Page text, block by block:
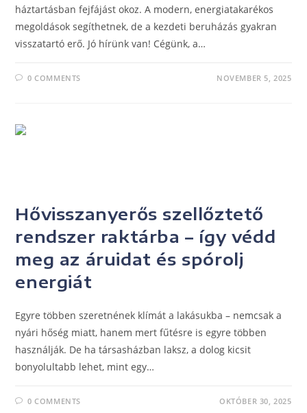
háztartásban fejfájást okoz. A modern, energiatakarékos
megoldások segíthetnek, de a kezdeti beruházás gyakran
visszatartó erő. Jó hírünk van! Cégünk, a…
0 COMMENTS NOVEMBER 5, 2025
Hővisszanyerős szellőztető
rendszer raktárba – így védd
meg az áruidat és spórolj
energiát
Egyre többen szeretnének klímát a lakásukba – nemcsak a
nyári hőség miatt, hanem mert fűtésre is egyre többen
használják. De ha társasházban laksz, a dolog kicsit
bonyolultabb lehet, mint egy…
0 COMMENTS OKTÓBER 30, 2025